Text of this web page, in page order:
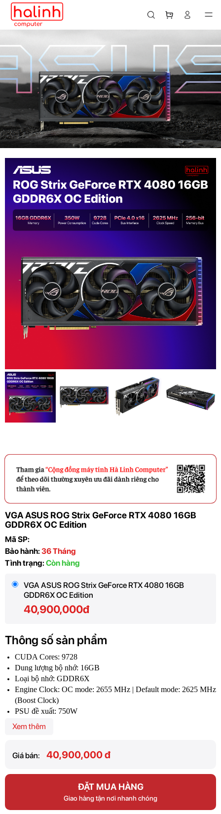
VGA ASUS ROG Strix GeForce RTX 4080 16GB
GDDR6X OC Edition
Mã SP:
Bảo hành: 36 Tháng
Tình trạng: Còn hàng
VGA ASUS ROG Strix GeForce RTX 4080 16GB
GDDR6X OC Edition
40,900,000đ
Thông số sản phẩm
CUDA Cores: 9728
Dung lượng bộ nhớ: 16GB
Loại bộ nhớ: GDDR6X
Engine Clock: OC mode: 2655 MHz | Default mode: 2625 MHz
(Boost Clock)
PSU đề xuất: 750W
Cổng kết nối: 2 x HDMI 2.1a, 3 x DisplayPort 1.4a
Xem thêm
Giá bán: 40,900,000 đ
ĐẶT MUA HÀNG
Giao hàng tận nơi nhanh chóng